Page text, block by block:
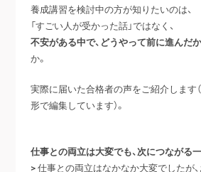
養成講習を検討中の方が知りたいのは、
「すごい人が受かった話」ではなく、
不安がある中で、どうやって前に進んだか
か。
実際に届いた合格者の声をご紹介します
形で編集しています）。
仕事との両立は大変でも、次につながる
> 仕事との両立はなかなか大変でしたが